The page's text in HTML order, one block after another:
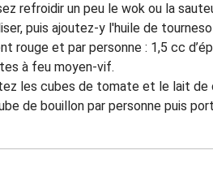
refroidir un peu le wok ou la
puis ajoutez-y l'huile de
rouge et par personne : 1,5 cc
à feu moyen-vif.
les cubes de tomate et le lait
de bouillon par personne puis